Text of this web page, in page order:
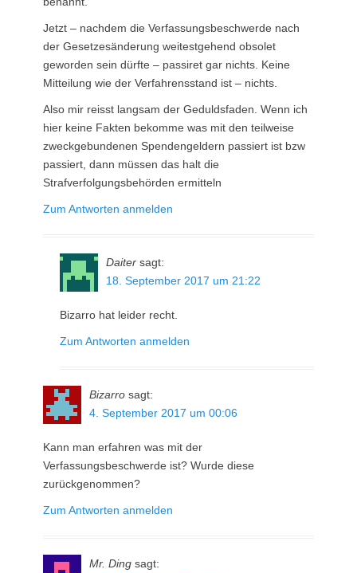
Jetzt – nachdem die Verfassungsbeschwerde nach
der Gesetzesänderung weitestgehend obsolet
geworden sein dürfte – passiret gar nichts. Keine
Mitteilung wie der Verfahrensstand ist – nichts.
Also mir reisst langsam der Geduldsfaden. Wenn ich
hier keine Fakten bekomme was mit den teilweise
zweckgebundenen Spendengeldern passiert ist bzw
passiert, dann müssen das halt die
Strafverfolgungsbehörden ermitteln
Zum Antworten anmelden
Daiter sagt:
18. September 2017 um 21:22
Bizarro hat leider recht.
Zum Antworten anmelden
Bizarro sagt:
4. September 2017 um 00:06
Kann man erfahren was mit der
Verfassungsbeschwerde ist? Wurde diese
zurückgenommen?
Zum Antworten anmelden
Mr. Ding sagt: